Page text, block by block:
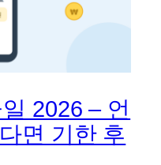
2026 – 언
면 기한 후